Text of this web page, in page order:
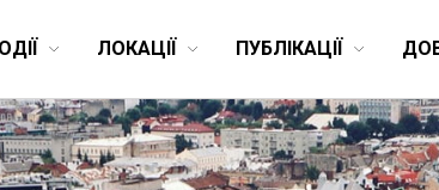
ЛОКАЦІЇ ПУБЛІКАЦІЇ